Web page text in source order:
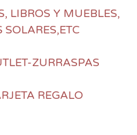
LIBROS Y MUEBLES,
SOLARES,ETC
ZURRASPAS
REGALO